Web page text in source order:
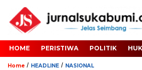
HOME PERISTIWA POLITIK
Home / HEADLINE / NASIONAL